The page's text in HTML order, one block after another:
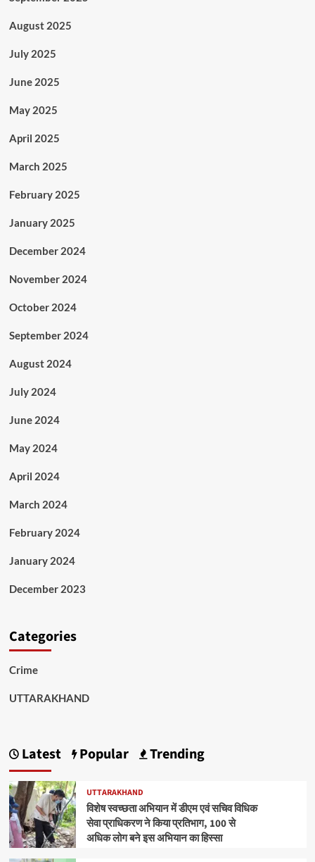
August 2025
July 2025
June 2025
May 2025
April 2025
March 2025
February 2025
January 2025
December 2024
November 2024
October 2024
September 2024
August 2024
July 2024
June 2024
May 2024
April 2024
March 2024
February 2024
January 2024
December 2023
Categories
Crime
UTTARAKHAND
Latest Popular Trending
UTTARAKHAND
विशेष स्वच्छता अभियान में डीएम एवं सचिव विधिक
सेवा प्राधिकरण ने किया प्रतिभाग, 100 से
अधिक लोग बने इस अभियान का हिस्सा